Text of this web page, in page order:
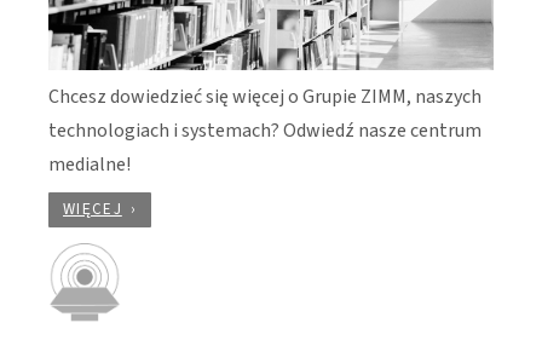
Chcesz dowiedzieć się więcej o Grupie ZIMM, naszych
technologiach i systemach? Odwiedź nasze centrum
medialne!
WIĘCEJ